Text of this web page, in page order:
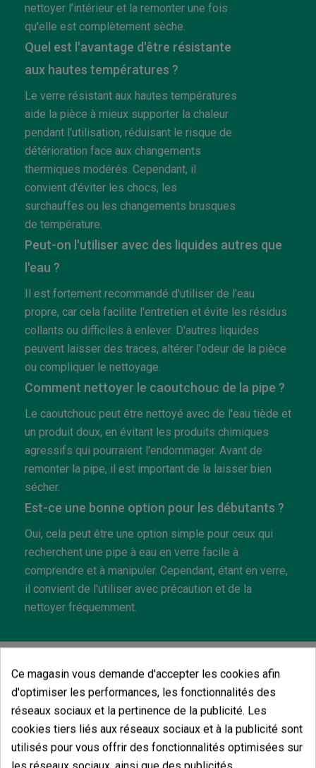
nettoyer l'intérieur et la remonter une fois
qu'elle est complètement sèche.
Quel est l'avantage d'être résistante
aux hautes températures ?
Le verre résistant aux hautes températures
aide la pièce à mieux supporter la chaleur
pendant l'utilisation, réduisant le risque de
détérioration face aux changements
thermiques modérés. Cependant, il
convient d'éviter les chocs, les
surchauffes ou les changements brusques
de température.
Peut-on l'utiliser avec des liquides autres que
l'eau ?
Il est fortement recommandé d'utiliser de l'eau
propre, car cela facilite l'entretien et évite les résidus
collants ou difficiles à enlever. D'autres liquides
peuvent laisser des traces, altérer l'odeur de la pièce
ou compliquer le nettoyage.
Comment nettoyer le caoutchouc de la pipe ?
Le caoutchouc peut être nettoyé avec de l'eau tiède et
un produit doux, en évitant les produits chimiques
agressifs qui pourraient l'endommager. Avant de
remonter la pipe, il est important de la laisser bien
sécher.
Est-ce une bonne option pour les débutants ?
Oui, cela peut être une option simple pour ceux qui
recherchent une pipe à eau en verre facile à
comprendre et à manipuler. Cependant, étant en verre,
il convient de l'utiliser avec précaution et de la
nettoyer fréquemment.
Vous aimerez aussi
Ce magasin vous demande d'accepter les cookies afin
d'optimiser les performances, les fonctionnalités des
réseaux sociaux et la pertinence de la publicité. Les
cookies tiers liés aux réseaux sociaux et à la publicité sont
utilisés pour vous offrir des fonctionnalités optimisées sur